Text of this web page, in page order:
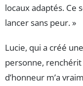
locaux adaptés.
lancer sans peur. »
Lucie, qui a créé
personne, renchérit
d’honneur m’a